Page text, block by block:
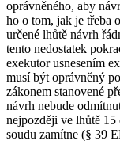
oprávněného, aby
ho o tom, jak je třeba
určené lhůtě návrh
tento nedostatek
exekutor usnesením
musí být oprávněný
zákonem stanovené
návrh nebude
nejpozději ve lhůtě
soudu zamítne (§ 39